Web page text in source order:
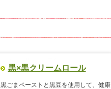
黒×黒クリームロール
黒ごまペーストと黒豆を使用して、健康